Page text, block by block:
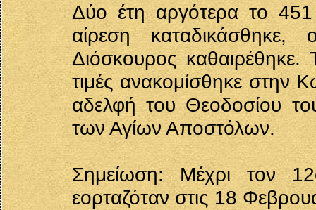
Δύο έτη αργότερα το
αίρεση
Διόσκουρος
τιμές ανακομίσθηκε στην
αδελφή του Θεοδοσίου
των Αγίων Αποστόλων.
Σημείωση: Μέχρι τον
εορταζόταν στις 18